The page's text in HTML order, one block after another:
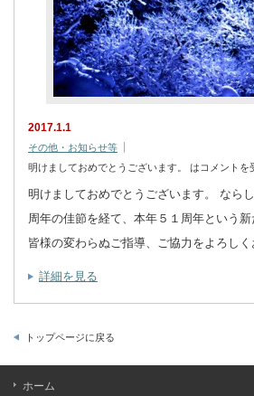
2017.1.1
その他・お知らせ等
明けましておめでとうございます。 は コメントを
明けましておめでとうございます。 なら
周年の佳節を経て、本年５１周年という新
皆様の変わらぬご指導、ご協力をよろしく
詳細を見る
トップページに戻る
ホーム